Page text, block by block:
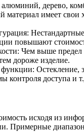
дерево,
имеет свои
повышают
Чем выше предел
дороже изделие.
Остекление,
контроля доступа и
исходя из
Примерные